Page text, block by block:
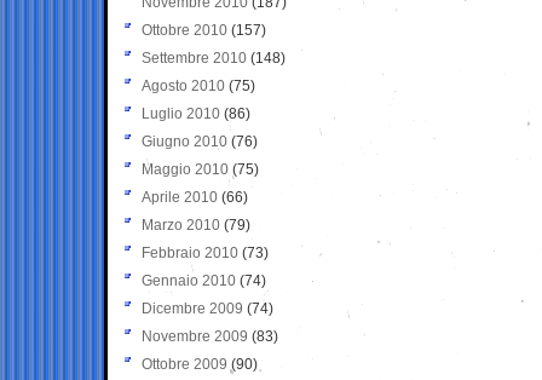
Ottobre 2010 (157)
Settembre 2010 (148)
Agosto 2010 (75)
Luglio 2010 (86)
Giugno 2010 (76)
Maggio 2010 (75)
Aprile 2010 (66)
Marzo 2010 (79)
Febbraio 2010 (73)
Gennaio 2010 (74)
Dicembre 2009 (74)
Novembre 2009 (83)
Ottobre 2009 (90)